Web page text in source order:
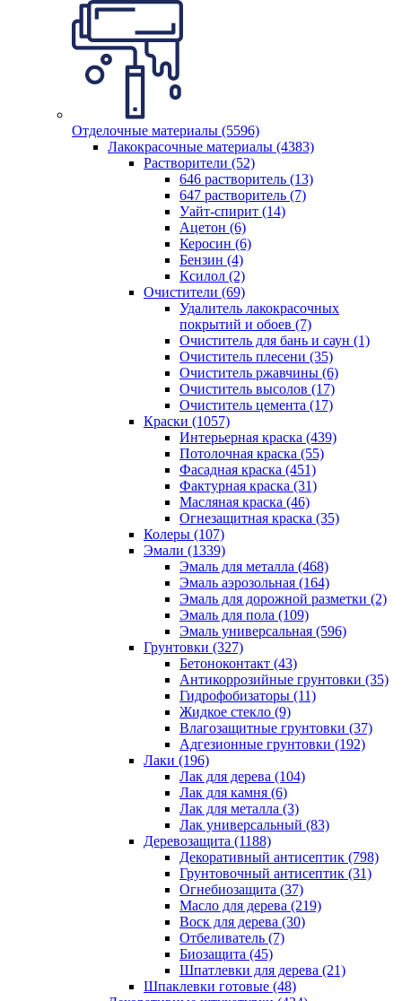
Отделочные материалы (5596)
Лакокрасочные материалы (4383)
Растворители (52)
646 растворитель (13)
647 растворитель (7)
Уайт-спирит (14)
Ацетон (6)
Керосин (6)
Бензин (4)
Ксилол (2)
Очистители (69)
Удалитель лакокрасочных
покрытий и обоев (7)
Очиститель для бань и саун (1)
Очиститель плесени (35)
Очиститель ржавчины (6)
Очиститель высолов (17)
Очиститель цемента (17)
Краски (1057)
Интерьерная краска (439)
Потолочная краска (55)
Фасадная краска (451)
Фактурная краска (31)
Масляная краска (46)
Огнезащитная краска (35)
Колеры (107)
Эмали (1339)
Эмаль для металла (468)
Эмаль аэрозольная (164)
Эмаль для дорожной разметки (2)
Эмаль для пола (109)
Эмаль универсальная (596)
Грунтовки (327)
Бетоноконтакт (43)
Антикоррозийные грунтовки (35)
Гидрофобизаторы (11)
Жидкое стекло (9)
Влагозащитные грунтовки (37)
Адгезионные грунтовки (192)
Лаки (196)
Лак для дерева (104)
Лак для камня (6)
Лак для металла (3)
Лак универсальный (83)
Деревозащита (1188)
Декоративный антисептик (798)
Грунтовочный антисептик (31)
Огнебиозащита (37)
Масло для дерева (219)
Воск для дерева (30)
Отбеливатель (7)
Биозащита (45)
Шпатлевки для дерева (21)
Шпаклевки готовые (48)